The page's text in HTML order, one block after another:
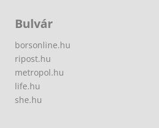
Bulvár
borsonline.hu
ripost.hu
metropol.hu
life.hu
she.hu